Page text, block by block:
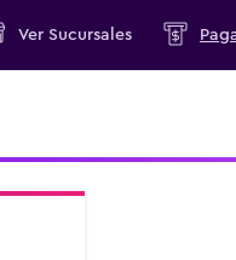
Ver Sucursales